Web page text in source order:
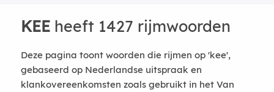
KEEheeft 1427 rijmwoorden
Deze pagina toont woorden die rijmen op 'kee',
gebaseerd op Nederlandse uitspraak en
klankovereenkomsten zoals gebruikt in het Van